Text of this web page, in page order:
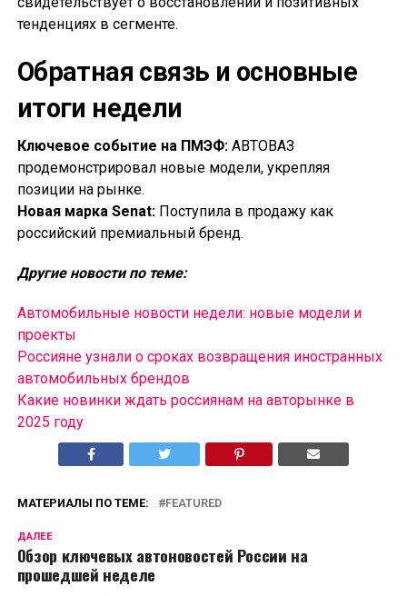
тенденциях в сегменте.
Обратная связь и основные
итоги недели
Ключевое событие на ПМЭФ:АВТОВАЗ
продемонстрировал новые модели, укрепляя
позиции на рынке.
Новая марка Senat:Поступила в продажу как
российский премиальный бренд.
Другие новости по теме:
Автомобильные новости недели: новые модели и
проекты
Россияне узнали о сроках возвращения иностранных
автомобильных брендов
Какие новинки ждать россиянам на авторынке в
2025 году
МАТЕРИАЛЫ ПО ТЕМЕ: FEATURED
ДАЛЕЕ
Обзор ключевых автоновостей России на
прошедшей неделе